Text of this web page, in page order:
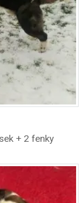
+ 2 fenky